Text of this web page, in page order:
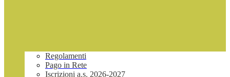
Regolamenti
Pago in Rete
Iscrizioni a.s. 2026-2027